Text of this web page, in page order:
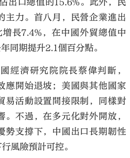
出口總值的15.6%。此外，民
主力。首八月，民營企業進出
長7.4%，在中國外貿總值中
同期提升2.1個百分點。
經濟研究院院長蔡偉判斷，
應開始退坡；美國與其他國家
易活動設置間接限制，同樣對
不過，在多元化對外開放，
勢支撐下，中國出口長期韌性
風險預計可控。